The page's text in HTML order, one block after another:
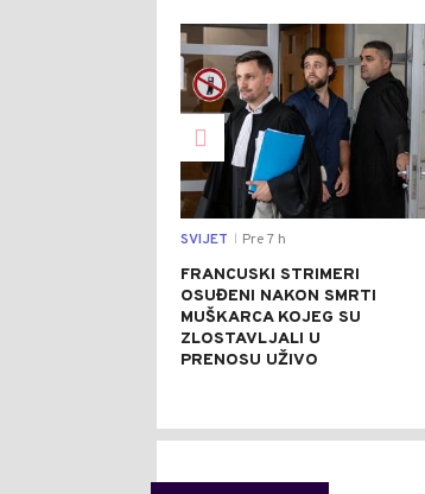
SVIJET Pre 7 h
FRANCUSKI STRIMERI
OSUĐENI NAKON SMRTI
MUŠKARCA KOJEG SU
ZLOSTAVLJALI U
PRENOSU UŽIVO